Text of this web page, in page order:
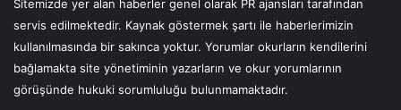
Sitemizde yer alan haberler genel olarak PR ajansları tarafından
servis edilmektedir. Kaynak göstermek şartı ile haberlerimizin
kullanılmasında bir sakınca yoktur. Yorumlar okurların kendilerini
bağlamakta site yönetiminin yazarların ve okur yorumlarının
görüşünde hukuki sorumluluğu bulunmamaktadır.